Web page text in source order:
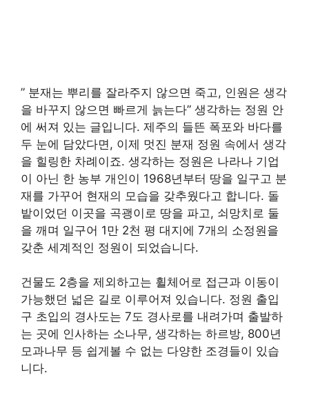
” 분재는 뿌리를 잘라주지 않으면 죽고, 인원은 생각
을 바꾸지 않으면 빠르게 늙는다” 생각하는 정원 안
에 써져 있는 글입니다. 제주의 들뜬 폭포와 바다를
두 눈에 담았다면, 이제 멋진 분재 정원 속에서 생각
을 힐링한 차례이죠. 생각하는 정원은 나라나 기업
이 아닌 한 농부 개인이 1968년부터 땅을 일구고 분
재를 가꾸어 현재의 모습을 갖추웠다고 합니다. 돌
밭이었던 이곳을 곡괭이로 땅을 파고, 쇠망치로 둘
을 깨며 일구어 1만 2천 평 대지에 7개의 소정원을
갖춘 세계적인 정원이 되었습니다.
건물도 2층을 제외하고는 휠체어로 접근과 이동이
가능했던 넓은 길로 이루어져 있습니다. 정원 출입
구 초입의 경사도는 7도 경사로를 내려가며 출발하
는 곳에 인사하는 소나무, 생각하는 하르방, 800년
모과나무 등 쉽게볼 수 없는 다양한 조경들이 있습
니다.